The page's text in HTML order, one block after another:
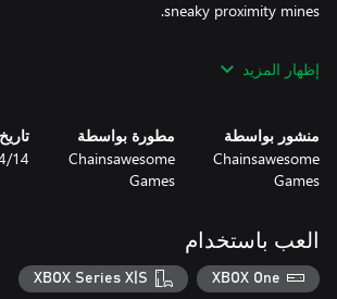
the exploding corpses or changing the starter
إظهار المزيد
منشور بواسطة
Chainsawesome
Games
مطورة بواسطة
Chainsawesome
Games
14‏/4‏/2021
العب باستخدام
XBOX One
XBOX Series X|S